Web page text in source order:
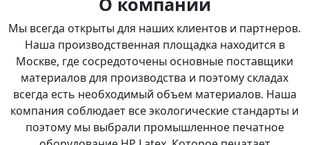
Мы всегда открыты для наших клиентов и партнеров.
Наша производственная площадка находится в
Москве, где сосредоточены основные поставщики
материалов для производства и поэтому складах
всегда есть необходимый объем материалов. Наша
компания соблюдает все экологические стандарты и
поэтому мы выбрали промышленное печатное